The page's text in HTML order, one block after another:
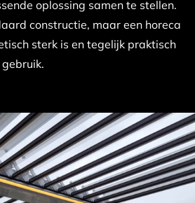
oplossing samen te stellen.
constructie, maar een horeca
sterk is en tegelijk praktisch